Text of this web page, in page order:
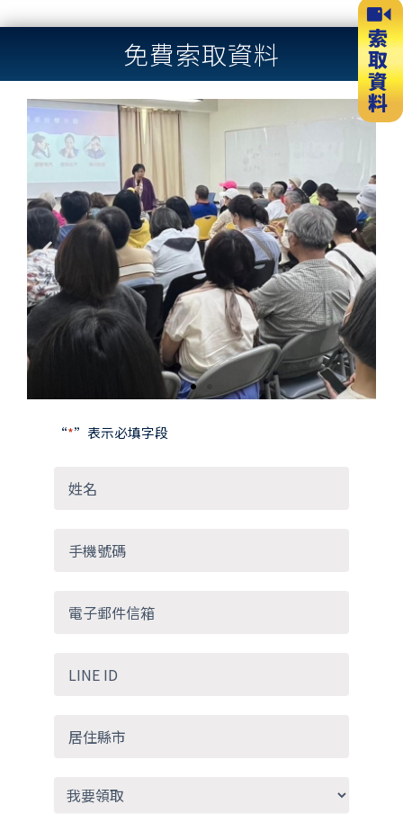
免費索取資料
“*”表示必填字段
Previous
slide
Next
slide